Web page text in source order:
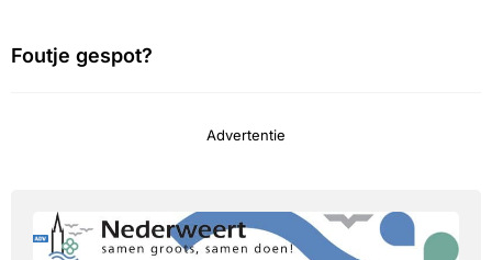
Foutje gespot?
Advertentie